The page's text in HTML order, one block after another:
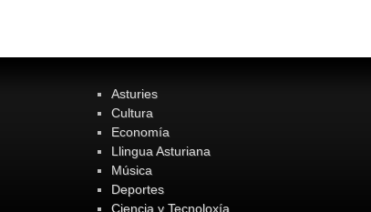
Asturies
Cultura
Economía
Llingua Asturiana
Música
Deportes
Ciencia y Tecnoloxía